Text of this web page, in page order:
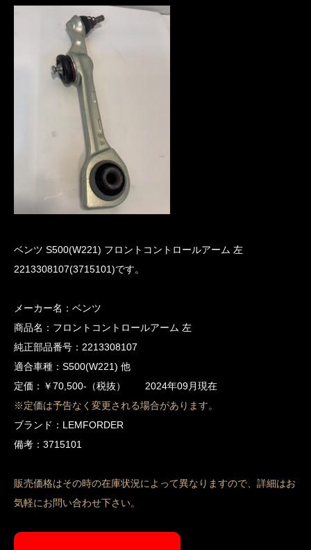
ベンツ S500(W221) フロントコントロールアーム 左
2213308107(3715101)です。
メーカー名：ベンツ
商品名：フロントコントロールアーム 左
純正部品番号：2213308107
適合車種：S500(W221) 他
定価：￥70,500-（税抜） 2024年09月現在
※定価は予告なく変更される場合があります。
ブランド：LEMFORDER
備考：3715101
販売価格はその時の在庫状況によって異なりますので、詳細はお
気軽にお問い合わせ下さい。